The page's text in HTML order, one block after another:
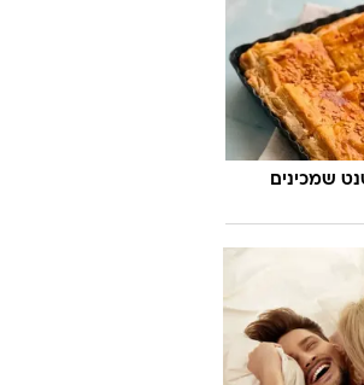
שמכינים